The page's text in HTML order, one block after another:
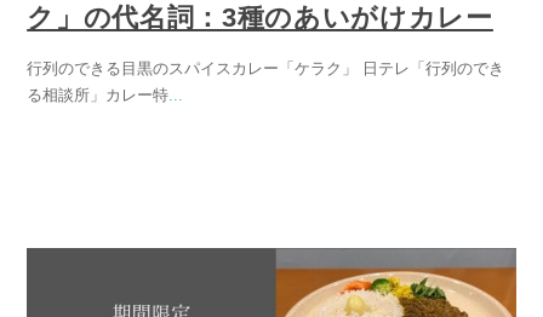
ク」の代名詞：3種のあいがけカレー
行列のできる目黒のスパイスカレー「ケラク」 日テレ「行列のでき
る相談所」カレー特